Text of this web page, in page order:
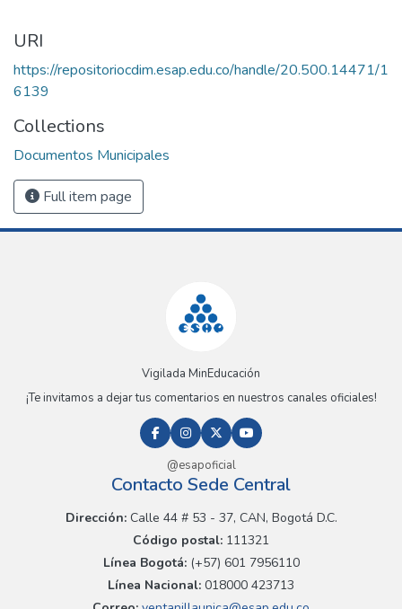
URI
https://repositoriocdim.esap.edu.co/handle/20.500.14471/1
6139
Collections
Documentos Municipales
Full item page
Vigilada MinEducación
¡Te invitamos a dejar tus comentarios en nuestros canales oficiales!
@esapoficial
Contacto Sede Central
Dirección:Calle 44 # 53 - 37, CAN, Bogotá D.C.
Código postal: 111321
Línea Bogotá:(+57) 601 7956110
Línea Nacional: 018000 423713